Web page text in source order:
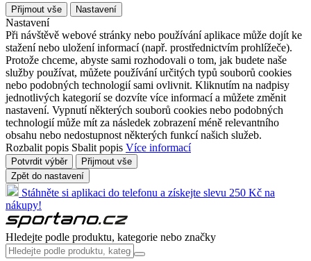
Přijmout vše Nastavení
Nastavení
Při návštěvě webové stránky nebo používání aplikace může dojít ke
stažení nebo uložení informací (např. prostřednictvím prohlížeče).
Protože chceme, abyste sami rozhodovali o tom, jak budete naše
služby používat, můžete používání určitých typů souborů cookies
nebo podobných technologií sami ovlivnit. Kliknutím na nadpisy
jednotlivých kategorií se dozvíte více informací a můžete změnit
nastavení. Vypnutí některých souborů cookies nebo podobných
technologií může mít za následek zobrazení méně relevantního
obsahu nebo nedostupnost některých funkcí našich služeb.
Rozbalit popis Sbalit popis Více informací
Potvrdit výběr
Přijmout vše
Zpět do nastavení
Stáhněte si aplikaci do telefonu a získejte slevu 250 Kč na
nákupy!
Hledejte podle produktu, kategorie nebo značky